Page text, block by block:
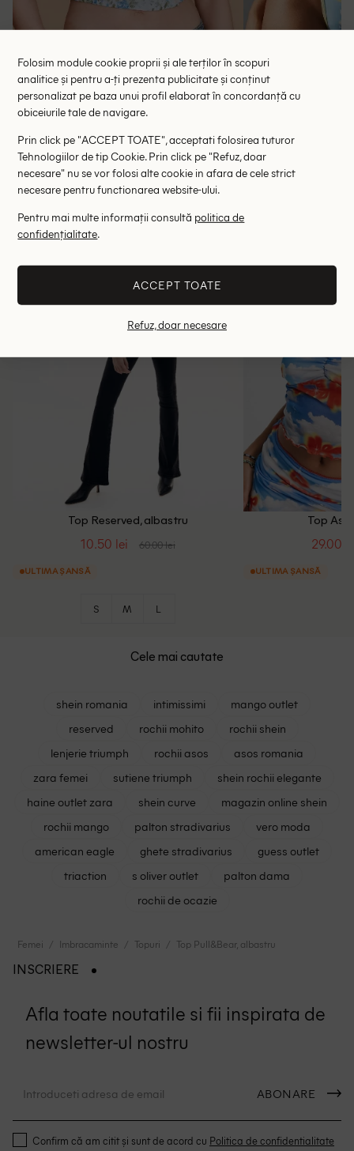
Top lacRebo, albastru
37.50 lei
RRP: 75.00 lei
M
Altii au fost interesati de
Top Reserved, albastru
10.50 lei 60.00 lei
ULTIMA ȘANSĂ
S M L
Top
29.00
ULTIMA ȘANSĂ
Cele mai cautate
shein romania intimissimi
mango outlet
reserved
rochii mohito
rochii shein
lenjerie triumph
rochii asos
asos romania
zara femei
sutiene triumph
shein rochii elegante
haine outlet zara
shein curve
magazin online shein
rochii mango
palton stradivarius
vero moda
american eagle
ghete stradivarius
guess outlet
triaction
s oliver outlet
palton dama
rochii de ocazie
Femei Imbracaminte Topuri Top Pull&Bear, albastru
INSCRIERE
Afla toate noutatile si fii inspirata de
newsletter-ul nostru
ABONARE
Confirm că am citit și sunt de acord cu Politica de confidentialitate
Folosim module cookie proprii și ale terților în scopuri
analitice și pentru a-ți prezenta publicitate și conținut
personalizat pe baza unui profil elaborat în concordanță cu
obiceiurile tale de navigare.
Prin click pe "ACCEPT TOATE", acceptati folosirea tuturor
Tehnologiilor de tip Cookie. Prin click pe "Refuz, doar
necesare" nu se vor folosi alte cookie in afara de cele strict
necesare pentru functionarea website-ului.
Pentru mai multe informații consultă politica de
confidențialitate.
ACCEPT TOATE
Refuz, doar necesare